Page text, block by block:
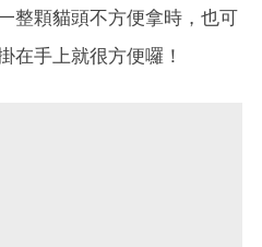
整顆貓頭不方便拿時，也可
在手上就很方便囉！